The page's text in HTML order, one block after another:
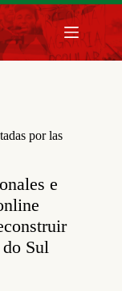
por las
e
Sul